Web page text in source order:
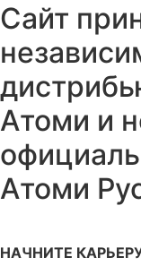
Сайт
Атоми и
Атоми
НАЧНИТЕ